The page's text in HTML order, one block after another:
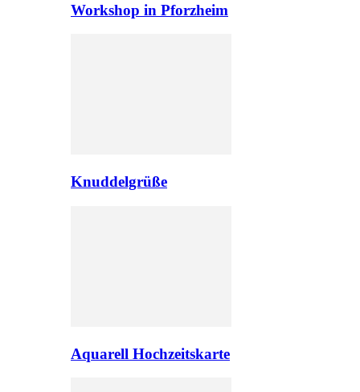
Workshop in Pforzheim
Knuddelgrüße
Aquarell Hochzeitskarte